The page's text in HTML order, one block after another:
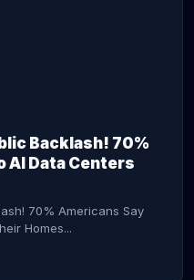
Backlash! 70%
AI Data Centers
70% Americans Say
Homes...